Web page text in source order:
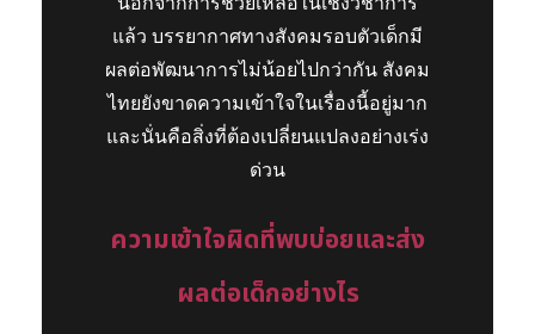
แล้ว บรรยากาศทางสังคมรอบตัวเด็กมี
ผลต่อพัฒนาการไม่น้อยไปกว่ากัน สังคม
ไทยยังขาดความเข้าใจในเรื่องนี้อยู่มาก
และนั่นคือสิ่งที่ต้องเปลี่ยนแปลงอย่างเร่ง
ด่วน
ความเข้าใจผิดที่พบบ่อยและส่ง
ผลต่อเด็กอย่างไร